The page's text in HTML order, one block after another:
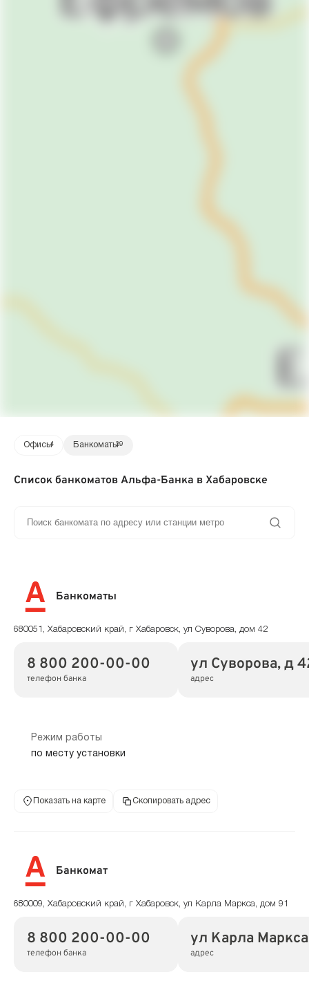
Офисы4 Банкоматы39
Список банкоматов Альфа-Банка в Хабаровске
Банкоматы
680051, Хабаровский край, г Хабаровск, ул Суворова, дом 42
8 800 200-00-00
телефон банка
ул Суворова, д
адрес
Режим работы
по месту установки
Показать на карте Скопировать адрес
Банкомат
680009, Хабаровский край, г Хабаровск, ул Карла Маркса, дом 91
8 800 200-00-00
телефон банка
ул Карла
адрес